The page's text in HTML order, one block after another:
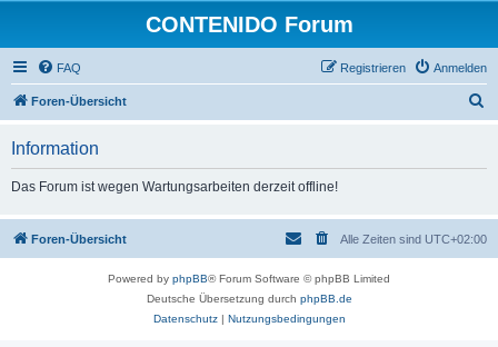
CONTENIDO Forum
FAQ Anmelden
Registrieren
Foren-Übersicht
Information
Das Forum ist wegen Wartungsarbeiten derzeit offline!
Foren-Übersicht Alle Zeiten sind UTC+02:00
Powered by phpBB® Forum Software © phpBB Limited
Deutsche Übersetzung durch phpBB.de
Datenschutz| Nutzungsbedingungen